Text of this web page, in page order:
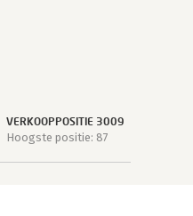
VERKOOPPOSITIE 3009
Hoogste positie: 87